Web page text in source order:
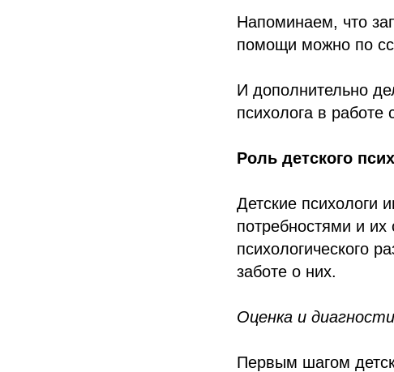
Напоминаем, что
помощи можно по
И дополнительно
психолога в
Роль детского
Детские психологи
потребностями и
психологического
заботе о них.
Оценка и
Первым шагом